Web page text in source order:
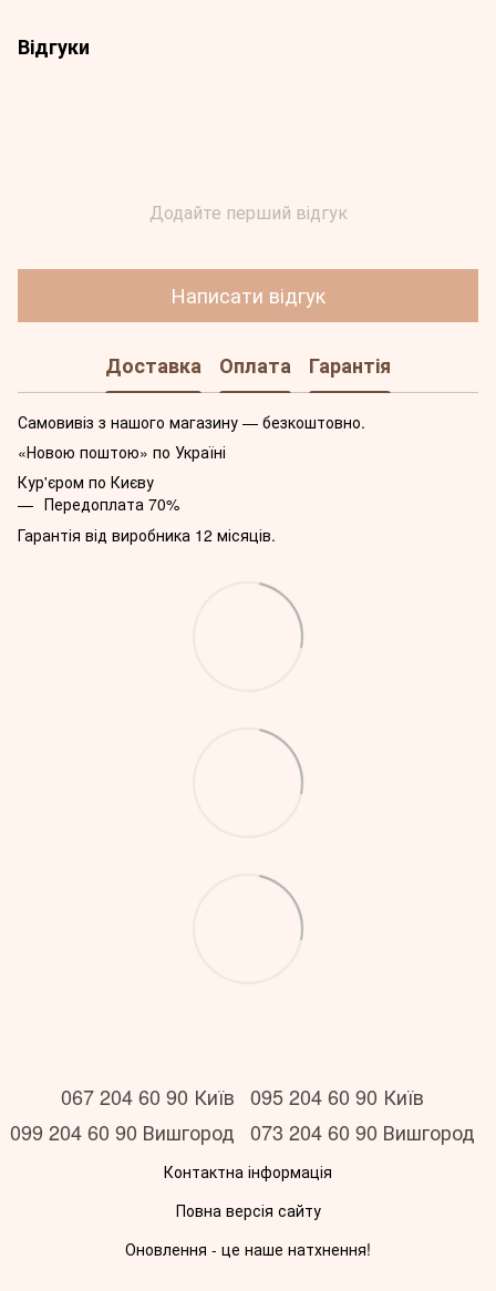
Відгуки
Додайте перший відгук
Написати відгук
Доставка Оплата Гарантія
Самовивіз з нашого магазину — безкоштовно.
«Новою поштою» по Україні
Кур'єром по Києву
Передоплата 70%
Гарантія від виробника 12 місяців.
067 204 60 90 Київ 095 204 60 90 Київ
099 204 60 90 Вишгород 073 204 60 90 Вишгород
Контактна інформація
Повна версія сайту
Оновлення - це наше натхнення!